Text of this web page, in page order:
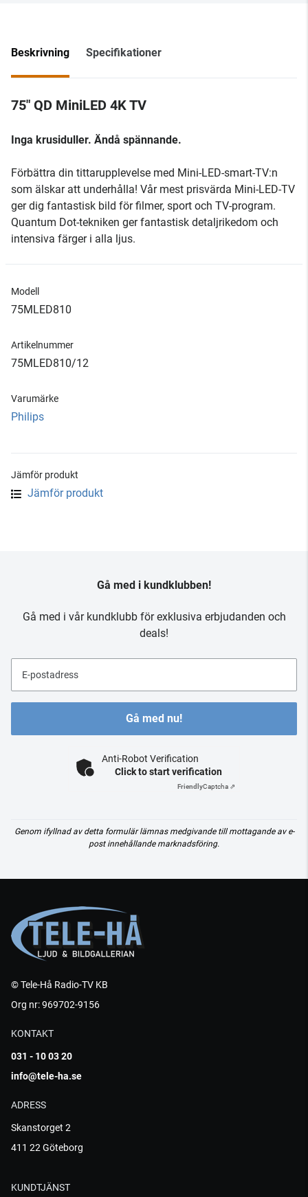
Beskrivning Specifikationer
75" QD MiniLED 4K TV
Inga krusiduller. Ändå spännande.
Förbättra din tittarupplevelse med Mini-LED-smart-TV:n
som älskar att underhålla! Vår mest prisvärda Mini-LED-TV
ger dig fantastisk bild för filmer, sport och TV-program.
Quantum Dot-tekniken ger fantastisk detaljrikedom och
intensiva färger i alla ljus.
Modell
75MLED810
Artikelnummer
75MLED810/12
Varumärke
Philips
Jämför produkt
Jämför produkt
Gå med i kundklubben!
Gå med i vår kundklubb för exklusiva erbjudanden och
deals!
E-postadress
Gå med nu!
Anti-Robot Verification
Click to start verification
FriendlyCaptcha ⇗
Genom ifyllnad av detta formulär lämnas medgivande till mottagande av e-
post innehållande marknadsföring.
© Tele-Hå Radio-TV KB
Org nr: 969702-9156
KONTAKT
031 - 10 03 20
info@tele-ha.se
ADRESS
Skanstorget 2
411 22 Göteborg
KUNDTJÄNST